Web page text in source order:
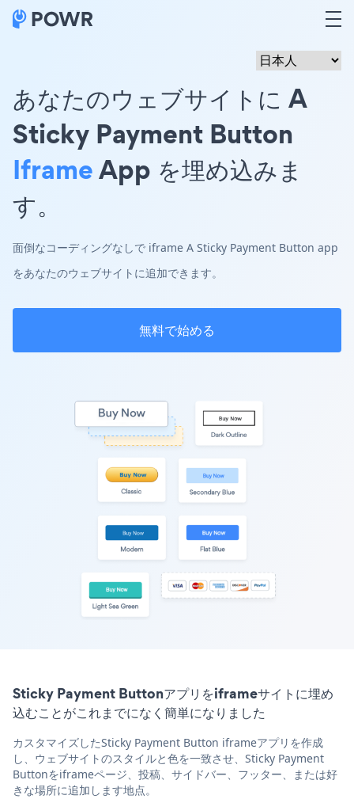
あなたのウェブサイトに A
Sticky Payment Button
IframeApp を埋め込みま
す。
面倒なコーディングなしで iframe A Sticky Payment Button app
をあなたのウェブサイトに追加できます。
無料で始める
Sticky Payment Buttonアプリをiframeサイトに埋め
込むことがこれまでになく簡単になりました
カスタマイズしたSticky Payment Button iframeアプリを作成
し、ウェブサイトのスタイルと色を一致させ、Sticky Payment
Buttonをiframeページ、投稿、サイドバー、フッター、または好
きな場所に追加します地点。